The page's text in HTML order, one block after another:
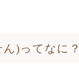
)ってなに？